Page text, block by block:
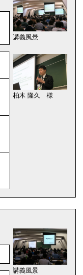
講義風景
柏木 隆久 様
講義風景